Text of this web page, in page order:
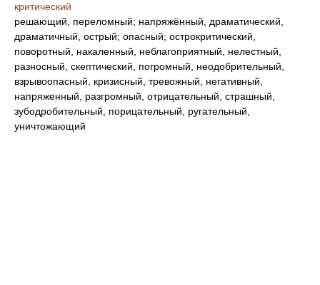
критический
решающий, переломный; напряжённый, драматический,
драматичный, острый; опасный; острокритический,
поворотный, накаленный, неблагоприятный, нелестный,
разносный, скептический, погромный, неодобрительный,
взрывоопасный, кризисный, тревожный, негативный,
напряженный, разгромный, отрицательный, страшный,
зубодробительный, порицательный, ругательный,
уничтожающий